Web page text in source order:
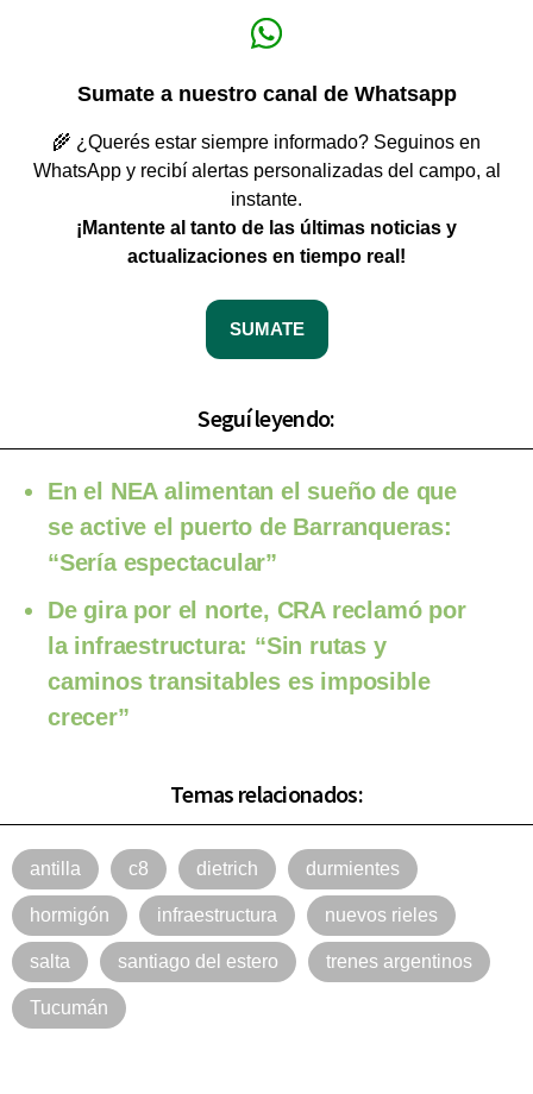
Sumate a nuestro canal de Whatsapp
🌾 ¿Querés estar siempre informado? Seguinos en
WhatsApp y recibí alertas personalizadas del campo, al
instante.
¡Mantente al tanto de las últimas noticias y
actualizaciones en tiempo real!
SUMATE
Seguí leyendo:
En el NEA alimentan el sueño de que
se active el puerto de Barranqueras:
“Sería espectacular”
De gira por el norte, CRA reclamó por
la infraestructura: “Sin rutas y
caminos transitables es imposible
crecer”
Temas relacionados:
antilla c8 dietrich durmientes
hormigón infraestructura nuevos rieles
salta santiago del estero trenes argentinos
Tucumán